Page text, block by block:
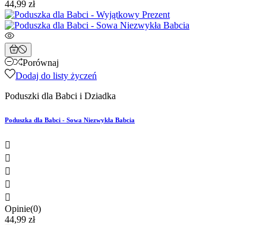
44,99 zł
Porównaj
Dodaj do listy życzeń
Poduszki dla Babci i Dziadka
Poduszka dla Babci - Sowa Niezwykła Babcia





Opinie(0)
44,99 zł